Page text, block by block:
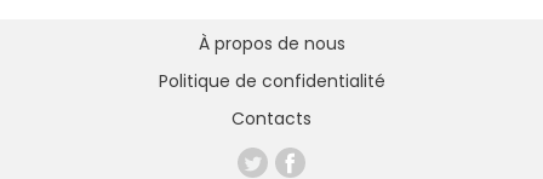
À propos de nous
Politique de confidentialité
Contacts